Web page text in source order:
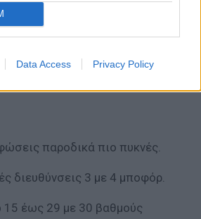
Data Access Privacy Policy
διευθύνσεις 3 με 4 μποφόρ.
14 έως 27 με 28 βαθμούς
παροδικά πιο πυκνές.
διευθύνσεις 3 με 4 μποφόρ.
έως 29 με 30 βαθμούς